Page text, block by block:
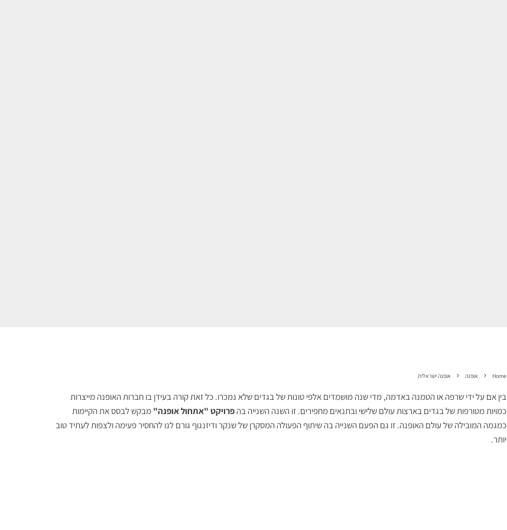
Home אופנה אופנה ישראלית
בין אם על ידי שרפה או הטמנה באדמה, מדי שנה מושמדים אלפי טונות של בגדים שלא נמכרו. כל זאת קורה בעידן בו חברות האופנה מייצרות
כמויות מטורפות של בגדים בארצות עולם שלישי ובתנאים מחפירים. זו השנה השנייה בה פרויקט "אתחול אופנה" מבקש לבסס את הקיימות
כמגמה המובילה של עולם האופנה. זו גם הפעם השנייה בה שיתוף הפעולה המסקרן של שנקר ודיזנגוף גורם לנו להחסיר פעימה ולצפות לעתיד טוב
יותר.